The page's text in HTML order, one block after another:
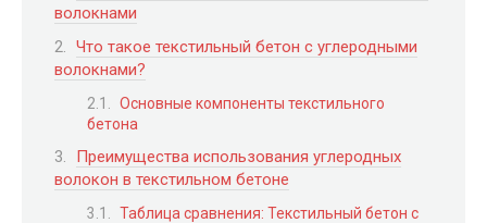
волокнами
Что такое текстильный бетон с углеродными
волокнами?
Основные компоненты текстильного
бетона
Преимущества использования углеродных
волокон в текстильном бетоне
Таблица сравнения: Текстильный бетон с